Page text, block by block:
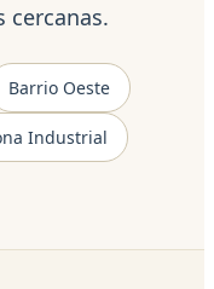
cercanas.
Barrio Oeste
Industrial